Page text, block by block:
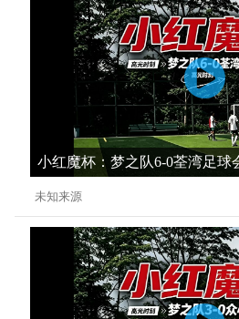
小红魔杯：梦之队6-0荃湾足球
未知来源